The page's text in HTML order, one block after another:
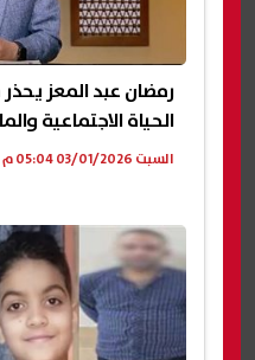
رمضان عبد المعز
الحياة الاجتماعية
السبت 03/01/2026 05:04 م